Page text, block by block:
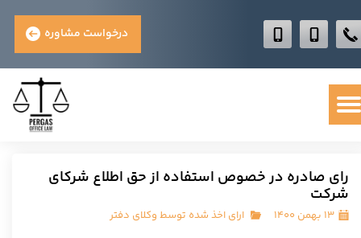
درخواست مشاوره
رای صادره در خصوص استفاده از حق اطلاع شرکای
شرکت
۱۳ بهمن ۱۴۰۰ ارای اخذ شده توسط وکلای دفتر